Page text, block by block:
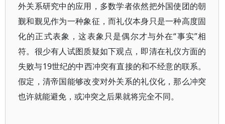
外关系研究中的应用，多数学者依然把外国使团的朝
觐和觐见作为一种象征，而礼仪本身只是一种高度固
化的正式表象，这表象只是偶尔才与外在“事实”相
符。很少有人试图质疑如下观点，即清在礼仪方面的
失败与19世纪的中西冲突有直接的和不经意的联系。
假定，清帝国能够改变对外关系的礼仪化，那么冲突
也许就能避免，或冲突之后果就将完全不同。